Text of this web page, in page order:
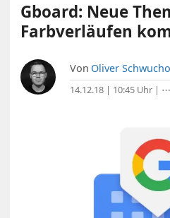
Gboard: Neue
Farbverläufen
Von Oliver
14.12.18 | 10:45 Uhr | ⋯